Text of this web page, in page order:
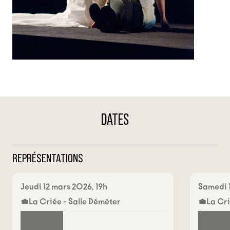
DATES
REPRÉSENTATIONS
Jeudi 12 mars 2026, 19h
La Criée - Salle Déméter
Samedi
La